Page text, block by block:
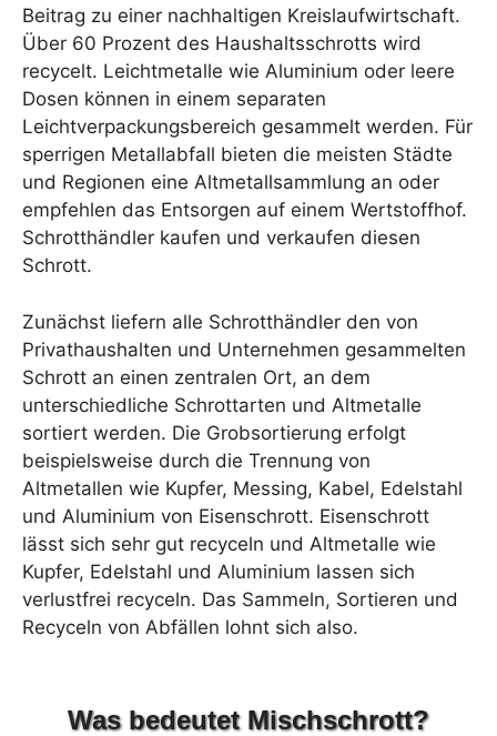
Beitrag zu einer nachhaltigen Kreislaufwirtschaft.
Über 60 Prozent des Haushaltsschrotts wird
recycelt. Leichtmetalle wie Aluminium oder leere
Dosen können in einem separaten
Leichtverpackungsbereich gesammelt werden. Für
sperrigen Metallabfall bieten die meisten Städte
und Regionen eine Altmetallsammlung an oder
empfehlen das Entsorgen auf einem Wertstoffhof.
Schrotthändler kaufen und verkaufen diesen
Schrott.
Zunächst liefern alle Schrotthändler den von
Privathaushalten und Unternehmen gesammelten
Schrott an einen zentralen Ort, an dem
unterschiedliche Schrottarten und Altmetalle
sortiert werden. Die Grobsortierung erfolgt
beispielsweise durch die Trennung von
Altmetallen wie Kupfer, Messing, Kabel, Edelstahl
und Aluminium von Eisenschrott. Eisenschrott
lässt sich sehr gut recyceln und Altmetalle wie
Kupfer, Edelstahl und Aluminium lassen sich
verlustfrei recyceln. Das Sammeln, Sortieren und
Recyceln von Abfällen lohnt sich also.
Was bedeutet Mischschrott?